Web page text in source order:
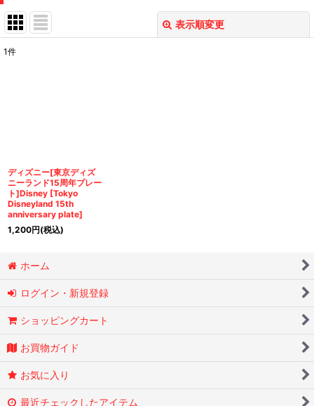
表示順変更
1件
ディズニー[東京ディズ
ニーランド15周年プレー
ト]Disney [Tokyo
Disneyland 15th
anniversary plate]
1,200円(税込)
ホーム
ログイン・新規登録
ショッピングカート
お買物ガイド
お気に入り
最近チェックしたアイテム